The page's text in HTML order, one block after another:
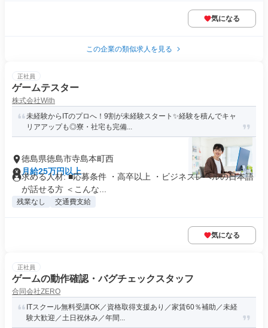
気になる
この企業の類似求人を見る
正社員
ゲームテスター
株式会社With
未経験からITのプロへ！9割が未経験スタート✨経験を積んでキャ
リアアップも◎寮・社宅も完備...
徳島県徳島市寺島本町西
月給25万円以上
求める人材: ■応募条件 ・高卒以上 ・ビジネスレベルの日本語
が話せる方 ＜こんな...
残業なし 交通費支給
気になる
正社員
ゲームの動作確認・バグチェックスタッフ
合同会社ZERO
ITスクール無料受講OK／資格取得支援あり／家賃60％補助／未経
験大歓迎／土日祝休み／年間...